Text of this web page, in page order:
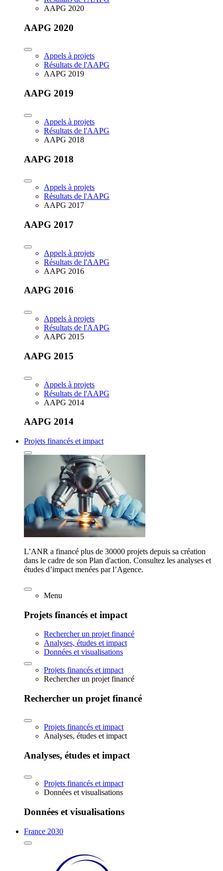
AAPG 2020
AAPG 2020
Appels à projets
Résultats de l'AAPG
AAPG 2019
AAPG 2019
Appels à projets
Résultats de l'AAPG
AAPG 2018
AAPG 2018
Appels à projets
Résultats de l'AAPG
AAPG 2017
AAPG 2017
Appels à projets
Résultats de l'AAPG
AAPG 2016
AAPG 2016
Appels à projets
Résultats de l'AAPG
AAPG 2015
AAPG 2015
Appels à projets
Résultats de l'AAPG
AAPG 2014
AAPG 2014
Projets financés et impact
L’ANR a financé plus de 30000 projets depuis sa création
dans le cadre de son Plan d'action. Consultez les analyses et
études d’impact menées par l’Agence.
Menu
Projets financés et impact
Rechercher un projet financé
Analyses, études et impact
Données et visualisations
Projets financés et impact
Rechercher un projet financé
Rechercher un projet financé
Projets financés et impact
Analyses, études et impact
Analyses, études et impact
Projets financés et impact
Données et visualisations
Données et visualisations
France 2030